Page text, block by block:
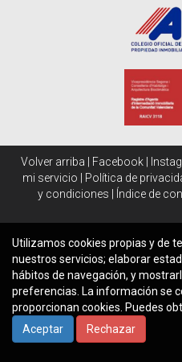
Volver arriba Facebook
mi servicio
Política de
y condiciones
Índice de
Utilizamos cookies propias y de
nuestros servicios; elaborar
hábitos de navegación, y
preferencias. La información se
proporcionan cookies. Puedes
Aceptar
Rechazar